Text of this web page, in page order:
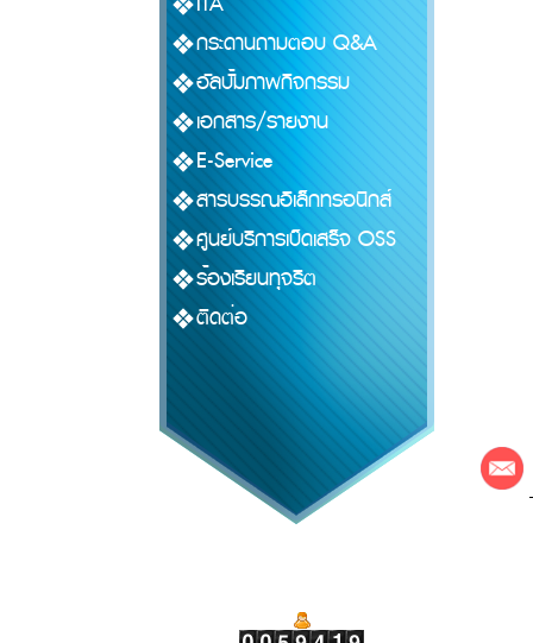
กระดานถามตอบ Q&A
อัลบั้มภาพกิจกรรม
เอกสาร/รายงาน
E-Service
สารบรรณอิเล็กทรอนิกส์
ศูนย์บริการเบ็ดเสร็จ OSS
ร้องเรียนทุจริต
ติดต่อ